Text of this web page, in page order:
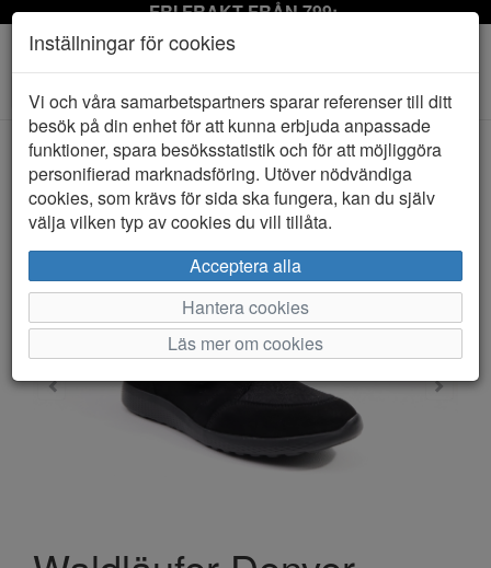
FRI FRAKT FRÅN 799:-
Toggle
navigation
HEM WALDLÄUFER
Inställningar för cookies
Vi och våra samarbetspartners sparar referenser till ditt
besök på din enhet för att kunna erbjuda anpassade
funktioner, spara besöksstatistik och för att möjliggöra
personifierad marknadsföring. Utöver nödvändiga
cookies, som krävs för sida ska fungera, kan du själv
välja vilken typ av cookies du vill tillåta.
Acceptera alla
Hantera cookies
Läs mer om cookies